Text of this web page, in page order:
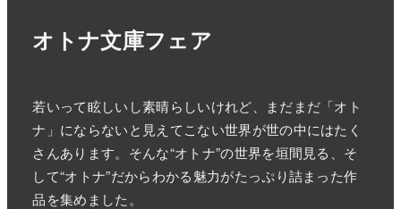
オトナ文庫フェア
若いって眩しいし素晴らしいけれど、まだまだ「オト
ナ」にならないと見えてこない世界が世の中にはたく
さんあります。そんな“オトナ”の世界を垣間見る、そ
して“オトナ”だからわかる魅力がたっぷり詰まった作
品を集めました。